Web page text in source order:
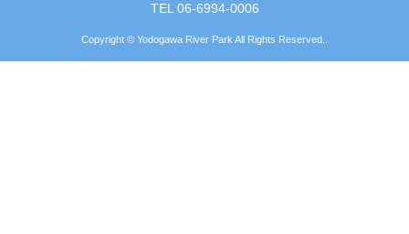
TEL 06-6994-0006
Copyright © Yodogawa River Park All Rights Reserved..